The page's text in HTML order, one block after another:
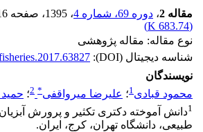
مقاله 2
، دوره 69، شماره 4 ، 1395 ، صفحه
(
683.74 K
)
نوع مقاله: مقاله پژوهشی
شناسه دیجیتال (DOI):
نویسندگان
محمود قبادی1؛ علیرضا میرواقفی*
2؛
1دانش آموخته دکتری تکثیر و پرورش
طبیعی، دانشگاه تهران، کرج، ایران.